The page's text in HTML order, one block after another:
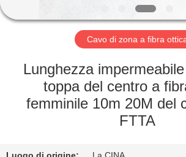
GIRO
FABBRICA
CONTROLLO
Cavo di zona a fibra
Lunghezza
toppa del centro a
femminile 10m 20M del
FTTA